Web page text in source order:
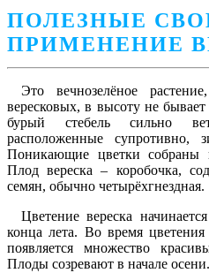
ПОЛЕЗНЫЕ
ПРИМЕНЕНИЕ
Это вечнозелёное
вересковых, в высоту не
бурый стебель сильно
расположенные
Поникающие цветки собраны
Плод вереска – коробочка,
семян, обычно четырёхгнездная.
Цветение вереска
конца лета. Во время
появляется множество
Плоды созревают в начале осени.